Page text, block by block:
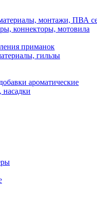
монтажи, ПВА
коннекторы, мотовила
приманок
гильзы
ароматические
насадки